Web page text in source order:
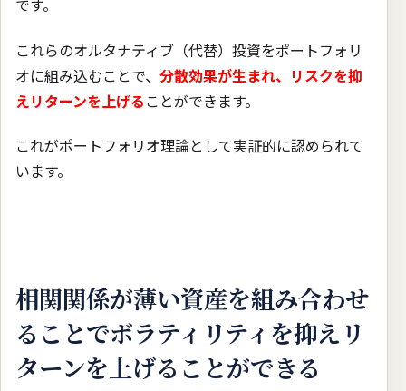
です。
これらのオルタナティブ（代替）投資をポートフォリ
オに組み込むことで、 分散効果が生まれ、リスクを抑
えリターンを上げる ことができます。
これがポートフォリオ理論として実証的に認められて
います。
相関関係が薄い資産を組み合わせ
ることでボラティリティを抑えリ
ターンを上げることができる